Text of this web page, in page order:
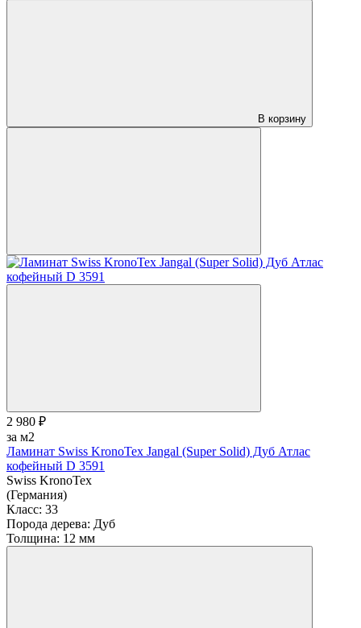
В корзину
2 980 ₽
за м2
Ламинат Swiss KronoTex Jangal (Super Solid) Дуб Атлас
кофейный D 3591
Swiss KronoTex
(Германия)
Класс: 33
Порода дерева: Дуб
Толщина: 12 мм